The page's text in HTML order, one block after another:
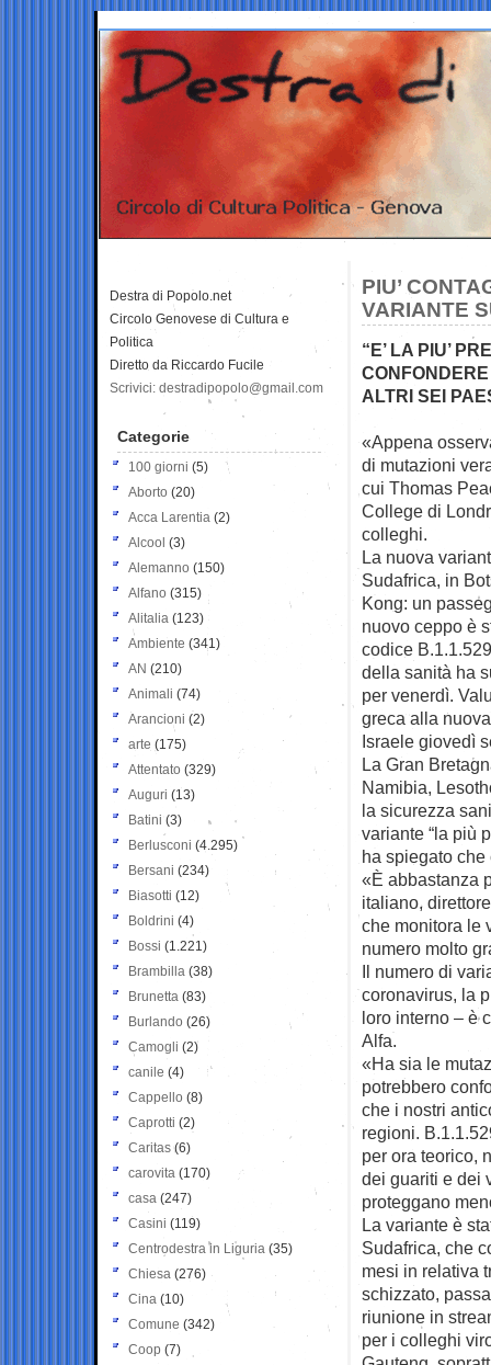
PIU’
VARIANTE
“E’ LA PIU’
ALTRI SEI
«Appena
di mutazioni
cui Thomas
College di
colleghi.
La nuova
Sudafrica, in
Kong: un
nuovo ceppo è
codice
della sanità ha
per venerdì.
greca alla
Israele giovedì
La Gran
Namibia,
la sicurezza
variante “la più
ha spiegato
«È abbastanza
italiano,
che monitora le
numero molto
Il numero di
coronavirus, la
loro interno – è
Alfa.
«Ha sia le
potrebbero
che i nostri
regioni.
per ora teorico,
dei guariti e dei
proteggano
La variante è
Sudafrica, che
mesi in relativa
schizzato,
riunione in
per i colleghi
Destra di Popolo.net
Circolo Genovese di Cultura e
Politica
Diretto da Riccardo Fucile
Scrivici: destradipopolo@gmail.com
Categorie
100 giorni (5)
Aborto (20)
Acca Larentia (2)
Alcool (3)
Alemanno (150)
Alfano (315)
Alitalia (123)
Ambiente (341)
AN (210)
Animali (74)
Arancioni (2)
arte (175)
Attentato (329)
Auguri (13)
Batini (3)
Berlusconi (4.295)
Bersani (234)
Biasotti (12)
Boldrini (4)
Bossi (1.221)
Brambilla (38)
Brunetta (83)
Burlando (26)
Camogli (2)
canile (4)
Cappello (8)
Caprotti (2)
Caritas (6)
carovita (170)
casa (247)
Casini (119)
Centrodestra in Liguria (35)
Chiesa (276)
Cina (10)
Comune (342)
Coop (7)